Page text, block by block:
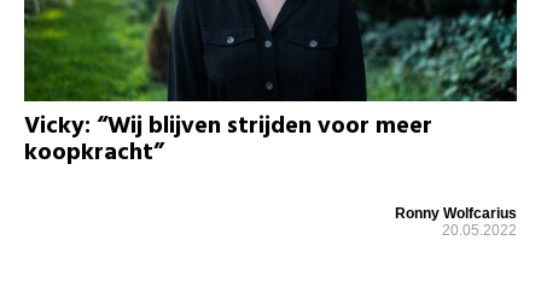
Vicky: “Wij blijven strijden voor meer
koopkracht”
Ronny Wolfcarius
20.05.2022